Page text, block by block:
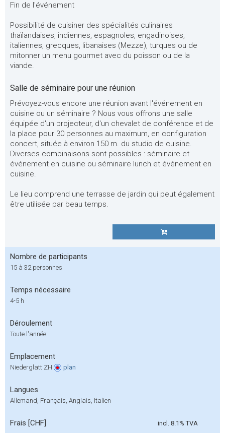
Fin de l'événement
Possibilité de cuisiner des spécialités culinaires
thaïlandaises, indiennes, espagnoles, engadinoises,
italiennes, grecques, libanaises (Mezze), turques ou de
mitonner un menu gourmet avec du poisson ou de la
viande.
Salle de séminaire pour une réunion
Prévoyez-vous encore une réunion avant l'événement en
cuisine ou un séminaire ? Nous vous offrons une salle
équipée d'un projecteur, d'un chevalet de conférence et de
la place pour 30 personnes au maximum, en configuration
concert, située à environ 150 m. du studio de cuisine.
Diverses combinaisons sont possibles : séminaire et
événement en cuisine ou séminaire lunch et événement en
cuisine.
Le lieu comprend une terrasse de jardin qui peut également
être utilisée par beau temps.
Nombre de participants
15 à 32 personnes
Temps nécessaire
4-5 h
Déroulement
Toute l'année
Emplacement
Niederglatt ZH plan
Langues
Allemand, Français, Anglais, Italien
Frais [CHF]
incl. 8.1% TVA